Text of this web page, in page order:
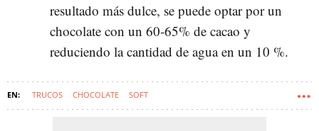
resultado más dulce, se puede optar por un
chocolate con un 60-65% de cacao y
reduciendo la cantidad de agua en un 10 %.
TRUCOS CHOCOLATE SOFT